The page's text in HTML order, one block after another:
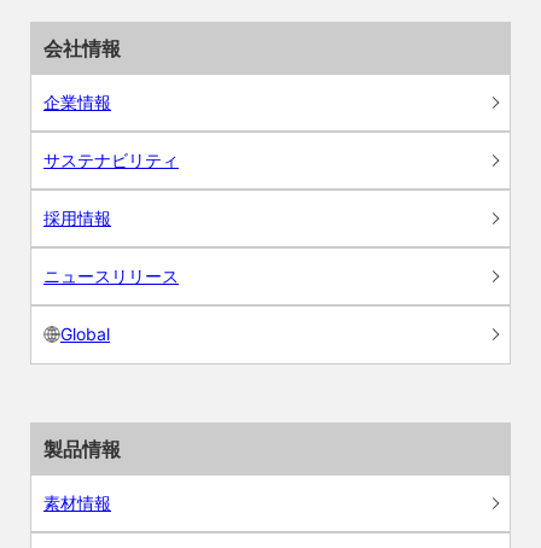
会社情報
企業情報
サステナビリティ
採用情報
ニュースリリース
Global
製品情報
素材情報